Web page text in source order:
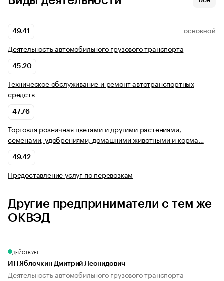
49.41 ОСНОВНОЙ
Деятельность автомобильного грузового транспорта
45.20
Техническое обслуживание и ремонт автотранспортных
средств
47.76
Торговля розничная цветами и другими растениями,
семенами, удобрениями, домашними животными и корма…
49.42
Предоставление услуг по перевозкам
Другие предприниматели с тем же
ОКВЭД
ДЕЙСТВУЕТ
ИП Яблочкин Дмитрий Леонидович
Деятельность автомобильного грузового транспорта